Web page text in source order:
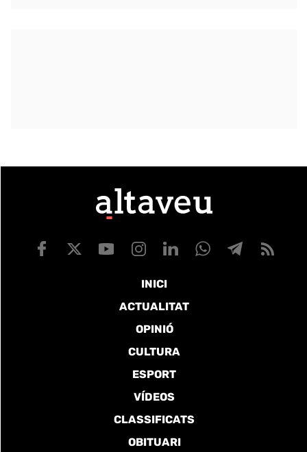
INICI
ACTUALITAT
OPINIÓ
CULTURA
ESPORT
VÍDEOS
CLASSIFICATS
OBITUARI